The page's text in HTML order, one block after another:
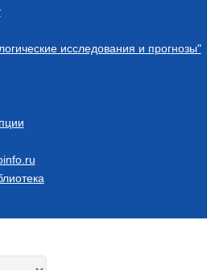
исследования и прогнозы"